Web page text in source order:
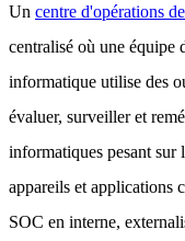
Un centre d'opérations
centralisé où une équipe
informatique utilise des
évaluer, surveiller et
informatiques pesant sur
appareils et applications
SOC en interne,